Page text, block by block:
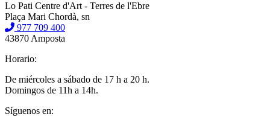
Lo Pati Centre d'Art - Terres de l'Ebre
Plaça Mari Chordà, sn
977 709 400
43870 Amposta
Horario:
De miércoles a sábado de 17 h a 20 h.
Domingos de 11h a 14h.
Síguenos en: